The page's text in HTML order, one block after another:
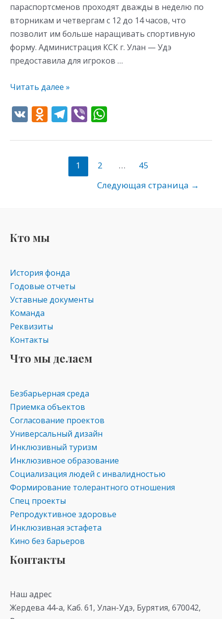
параспортсменов проходят дважды в неделю по
вторникам и четвергам с 12 до 14 часов, что
позволит им больше наращивать спортивную
форму. Администрация КСК г. Улан — Удэ
предоставила для игроков …
Читать далее »
V O
n
ki
T
e
gr
a
Vi
er at
p
1 2 …
45
Следующая страница →
Кто мы
История фонда
Годовые отчеты
Уставные документы
Команда
Реквизиты
Контакты
Что мы делаем
Безбарьерная среда
Приемка объектов
Согласование проектов
Универсальный дизайн
Инклюзивный туризм
Инклюзивное образование
Социализация людей с инвалидностью
Формирование толерантного отношения
Спец проекты
Репродуктивное здоровье
Инклюзивная эстафета
Кино без барьеров
Контакты
Наш адрес
Жердева 44-а, Каб. 61, Улан-Удэ, Бурятия, 670042,